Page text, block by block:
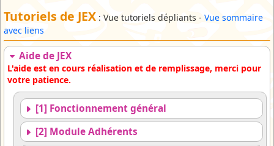
Tutoriels de JEX : Vue tutoriels dépliants - Vue sommaire
avec liens
Aide de JEX
L'aide est en cours réalisation et de remplissage, merci pour
votre patience.
[1] Fonctionnement général
[2] Module Adhérents